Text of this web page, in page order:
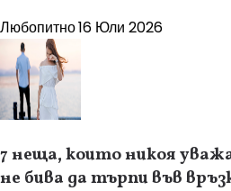
Любопитно16 Юли 2026
7 неща, които никоя
не бива да търпи във